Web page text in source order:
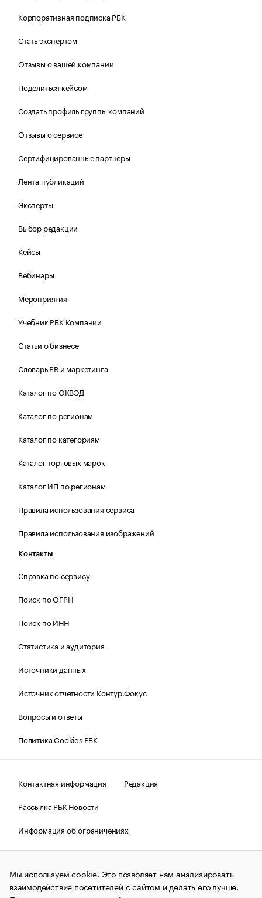
Корпоративная подписка РБК
Стать экспертом
Отзывы о вашей компании
Поделиться кейсом
Создать профиль группы компаний
Отзывы о сервисе
Сертифицированные партнеры
Лента публикаций
Эксперты
Выбор редакции
Кейсы
Вебинары
Мероприятия
Учебник РБК Компании
Статьи о бизнесе
Словарь PR и маркетинга
Каталог по ОКВЭД
Каталог по регионам
Каталог по категориям
Каталог торговых марок
Каталог ИП по регионам
Правила использования сервиса
Правила использования изображений
Контакты
Справка по сервису
Поиск по ОГРН
Поиск по ИНН
Статистика и аудитория
Источники данных
Источник отчетности Контур.Фокус
Вопросы и ответы
Политика Cookies РБК
Контактная информация
Редакция
Рассылка РБК Новости
Информация об ограничениях
Правовая информация
О соблюдении авторских прав
© АО «РОСБИЗНЕСКОНСАЛТИНГ»,1995–2026.Сообщения
и материалы информационного агентства «РБК»
(зарегистрировано Федеральной службой по надзору в сфере
Мы используем cookie. Это позволяет нам анализировать
взаимодействие посетителей с сайтом и делать его лучше.